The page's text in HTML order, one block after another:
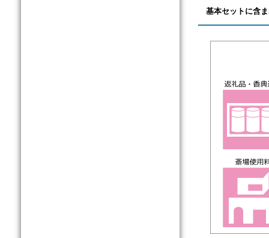
基本セットに含